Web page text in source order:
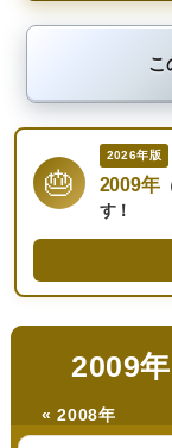
こ
🎂
2026年版
2009年
す！
2009
« 2008年